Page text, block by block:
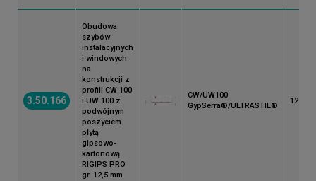
3.50.166
Obudowa
szybów
instalacyjnych
i windowych
na
konstrukcji z
profili CW 100
i UW 100 z
podwójnym
poszyciem
płytą
gipsowo-
kartonową
RIGIPS PRO
gr. 12,5 mm
CW/UW100
GypSerra®/ULTRASTIL®
125